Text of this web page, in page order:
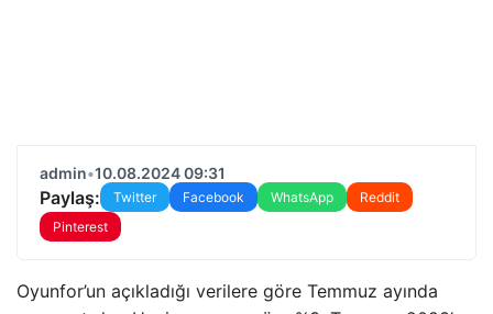
admin•10.08.2024 09:31
Paylaş: Twitter Facebook WhatsApp
Reddit
Pinterest
Oyunfor’un açıkladığı verilere göre Temmuz ayında